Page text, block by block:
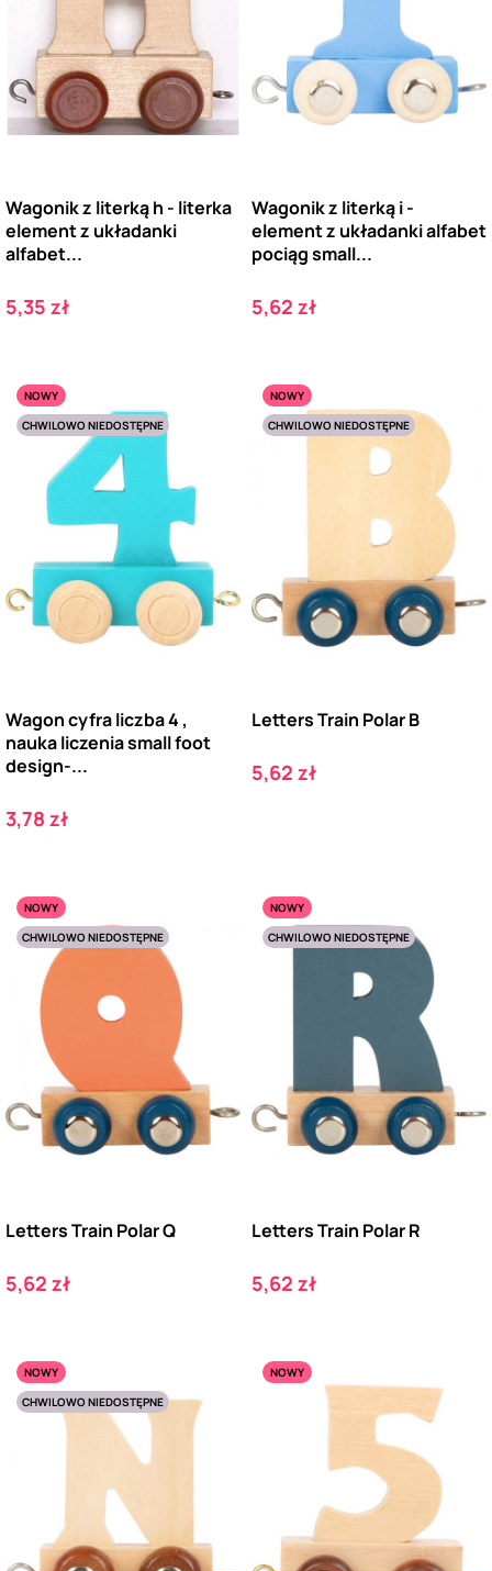
Wagonik z literką h - literka
element z układanki
alfabet...
Cena
5,35 zł
Wagonik z literką i -
element z układanki alfabet
pociąg small...
Cena
5,62 zł
NOWY
CHWILOWO NIEDOSTĘPNE
Wagon cyfra liczba 4 ,
nauka liczenia small foot
design-...
Cena
3,78 zł
NOWY
CHWILOWO NIEDOSTĘPNE
Letters Train Polar B
Cena
5,62 zł
NOWY
CHWILOWO NIEDOSTĘPNE
Letters Train Polar Q
Cena
5,62 zł
NOWY
CHWILOWO NIEDOSTĘPNE
Letters Train Polar R
Cena
5,62 zł
NOWY
CHWILOWO NIEDOSTĘPNE
NOWY